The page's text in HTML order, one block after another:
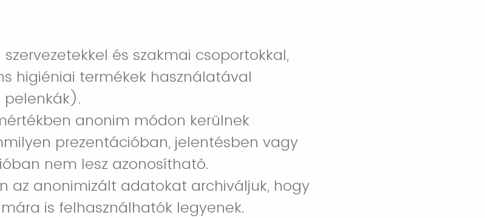
és szakmai csoportokkal,
higiéniai termékek használatával
anonim módon kerülnek
prezentációban, jelentésben vagy
nem lesz azonosítható.
az anonimizált adatokat archiváljuk, hogy
is felhasználhatók legyenek.